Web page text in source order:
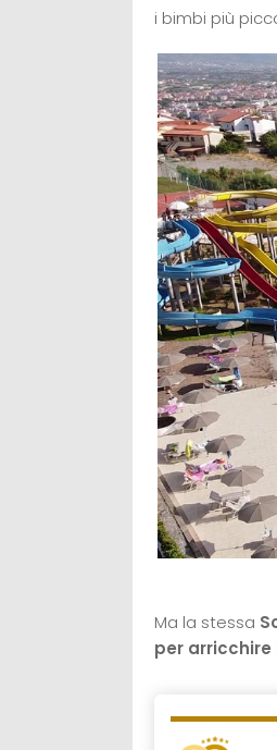
i bimbi più
Ma la stessa
per